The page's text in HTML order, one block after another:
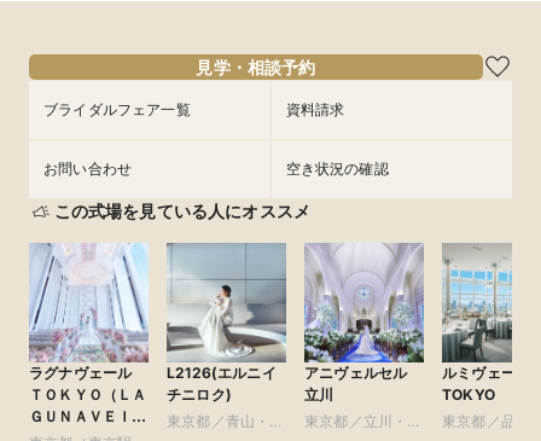
見学・相談予約
ブライダルフェア一覧 資料請求
お問い合わせ 空き状況の確認
この式場を見ている人にオススメ
ラグナヴェール
ＴＯＫＹＯ（ＬＡ
ＧＵＮＡＶＥＩＬ
L2126(エルニイ
チニロク)
東京都／青山・表
アニヴェルセル
立川
東京都／立川・八
ルミヴェール
TOKYO
東京都／品川